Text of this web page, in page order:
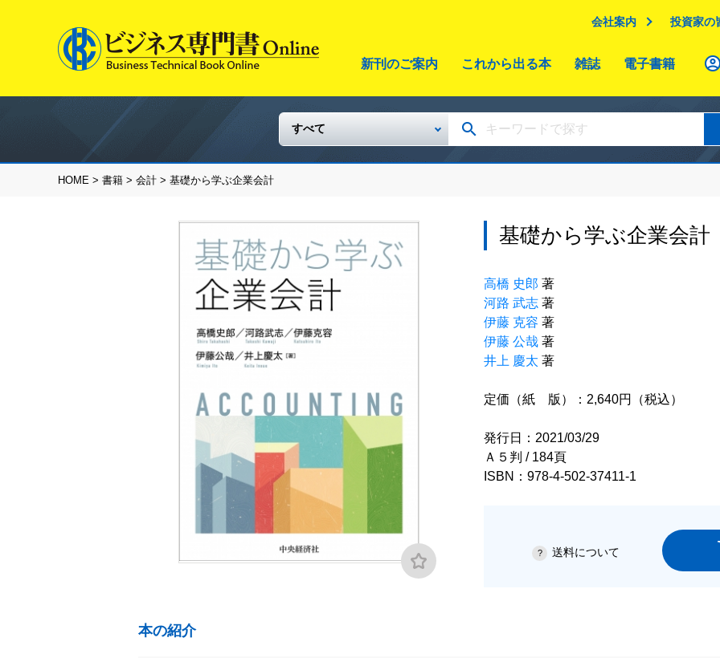
会社案内 投資家の
新刊のご案内 これから出る本 雑誌 電子書籍
HOME > 書籍 > 会計 > 基礎から学ぶ企業会計
基礎から学ぶ企業会計
高橋 史郎 著
河路 武志 著
伊藤 克容 著
伊藤 公哉 著
井上 慶太 著
定価（紙 版）：2,640円（税込）
発行日：2021/03/29
Ａ５判 / 184頁
ISBN：978-4-502-37411-1
送料について
本の紹介